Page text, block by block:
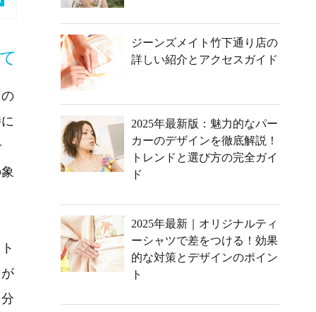
ジーンズメイト竹下通り店の
詳しい紹介とアクセスガイド
2025年最新版：魅力的なパー
カーのデザインを徹底解説！
トレンドと選び方の完全ガイ
ド
2025年最新｜オリジナルティ
ーシャツで差をつける！効果
的な対策とデザインのポイン
ト